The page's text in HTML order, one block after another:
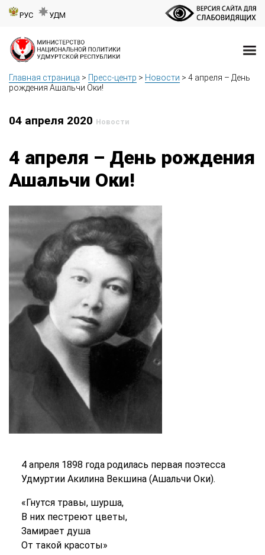
РУС УДМ
Главная страница > Пресс-центр > Новости > 4 апреля – День
рождения Ашальчи Оки!
04 апреля 2020 Новости
4 апреля – День рождения
Ашальчи Оки!
4 апреля 1898 года родилась первая поэтесса
Удмуртии Акилина Векшина (Ашальчи Оки).
«Гнутся травы, шурша,
В них пестреют цветы,
Замирает душа
От такой красоты»